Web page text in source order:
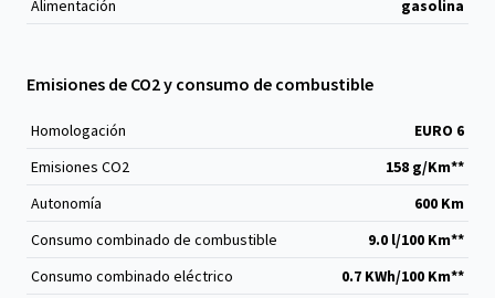
Alimentación
gasolina
Emisiones de CO2 y consumo de combustible
Homologación
EURO 6
Emisiones CO2
158 g/Km**
Autonomía
600 Km
Consumo combinado de combustible
9.0 l/100 Km**
Consumo combinado eléctrico
0.7 KWh/100 Km**